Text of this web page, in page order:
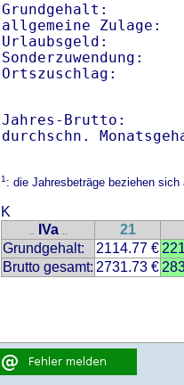
Grundgehalt:
allgemeine
Urlaubsgeld:
Ortszuschlag:
Jahres-
1: die Jahresbeträge beziehen
K
.. IVa .. 21
Grundgehalt:
2114.77 €
Brutto gesamt: 2731.73 €